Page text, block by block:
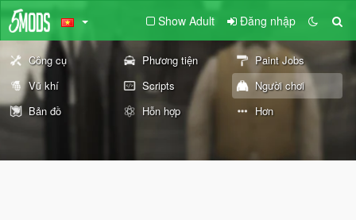
Show Adult Đăng nhập
Công cụ Phương tiện
Paint Jobs
Vũ khí
Scripts
Người chơi
Bản đồ
Hỗn hợp Hơn